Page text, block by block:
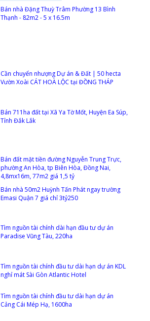
Bán nhà Đặng Thuỳ Trâm Phường 13 Bình
Thạnh - 82m2 - 5 x 16.5m
Cần chuyển nhượng Dự án & Đất | 50 hecta
Vườn Xoài CÁT HOÀ LỘC tại ĐỒNG THÁP
Bán 711ha đất tại Xã Ya Tờ Mốt, Huyện Ea Súp,
Tỉnh Đắk Lắk
Bán đất mặt tiền đường Nguyễn Trung Trực,
phường An Hòa, tp Biên Hòa, Đồng Nai,
4,8mx16m, 77m2 giá 1,5 tỷ
Bán nhà 50m2 Huỳnh Tấn Phát ngay trường
Emasi Quận 7 giá chỉ 3tỷ250
Tìm nguồn tài chính dài hạn đầu tư dự án
Paradise Vũng Tàu, 220ha
Tìm nguồn tài chính đầu tư dài hạn dự án KDL
nghỉ mát Sài Gòn Atlantic Hotel
Tìm nguồn tài chính đầu tư dài hạn dự án
Cảng Cái Mép Hạ, 1600ha